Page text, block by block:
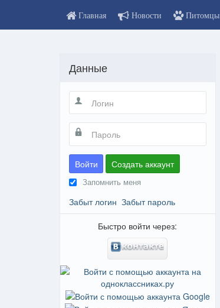
Главная Новости Питомцы
Данные
Войти Создать аккаунт
Запомнить меня
Забыт логин Забыт пароль
Быстро войти через: